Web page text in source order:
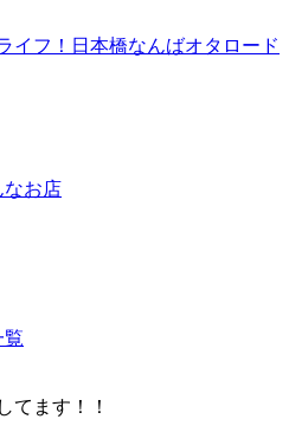
なお店
覧
てます！！